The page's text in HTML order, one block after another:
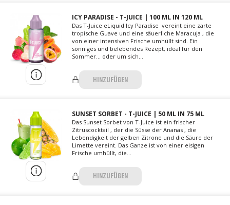
ICY PARADISE - T-JUICE | 100 ML IN 120 ML
Das T-Juice eLiquid Icy Paradise vereint eine zarte
tropische Guave und eine säuerliche Maracuja , die
von einer intensiven Frische umhüllt sind. Ein
sonniges und belebendes Rezept, ideal für den
Sommer... oder um sich...
HINZUFÜGEN
SUNSET SORBET - T-JUICE | 50 ML IN 75 ML
Das Sunset Sorbet von T-Juice ist ein frischer
Zitruscocktail , der die Süsse der Ananas , die
Lebendigkeit der gelben Zitrone und die Säure der
Limette vereint. Das Ganze ist von einer eisigen
Frische umhüllt, die...
HINZUFÜGEN